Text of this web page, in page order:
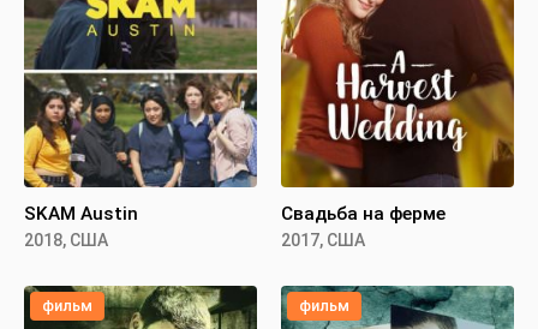
SKAM Austin
2018, США
Свадьба на ферме
2017, США
фильм фильм